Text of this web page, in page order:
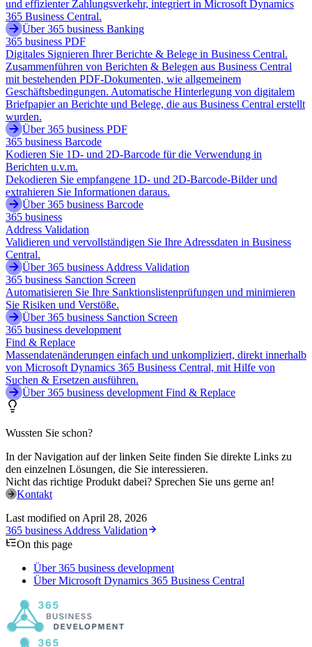
und effizienter Zahlungsverkehr, integriert in Microsoft Dynamics
365 Business Central.
Über 365 business Banking
365 business PDF
Digitales Signieren Ihrer Berichte & Belege in Business Central.
Zusammenführen von Berichten & Belegen aus Business Central
mit bestehenden PDF-Dokumenten, wie allgemeinem
Geschäftsbedingungen. Automatische Hinterlegung von digitalem
Briefpapier an Berichte und Belege, die aus Business Central erstellt
wurden.
Über 365 business PDF
365 business Barcode
Kodieren Sie 1D- und 2D-Barcode für die Verwendung in
Berichten u.v.m.
Dekodieren Sie empfangene 1D- und 2D-Barcode-Bilder und
extrahieren Sie Informationen daraus.
Über 365 business Barcode
365 business
Address Validation
Validieren und vervollständigen Sie Ihre Adressdaten in Business
Central.
Über 365 business Address Validation
365 business Sanction Screen
Automatisieren Sie Ihre Sanktionslistenprüfungen und minimieren
Sie Risiken und Verstöße.
Über 365 business Sanction Screen
365 business development
Find & Replace
Massendatenänderungen einfach und unkompliziert, direkt innerhalb
von Microsoft Dynamics 365 Business Central, mit Hilfe von
Suchen & Ersetzen ausführen.
Über 365 business development Find & Replace
Wussten Sie schon?
In der Navigation auf der linken Seite finden Sie direkte Links zu
den einzelnen Lösungen, die Sie interessieren.
Nicht das richtige Produkt dabei? Sprechen Sie uns gerne an!
Kontakt
Last modified on April 28, 2026
365 business Address Validation
On this page
Über 365 business development
Über Microsoft Dynamics 365 Business Central